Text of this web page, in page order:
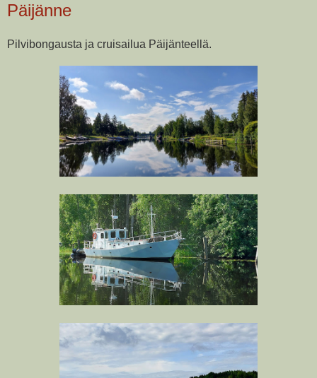
Päijänne
Pilvibongausta ja cruisailua Päijänteellä.